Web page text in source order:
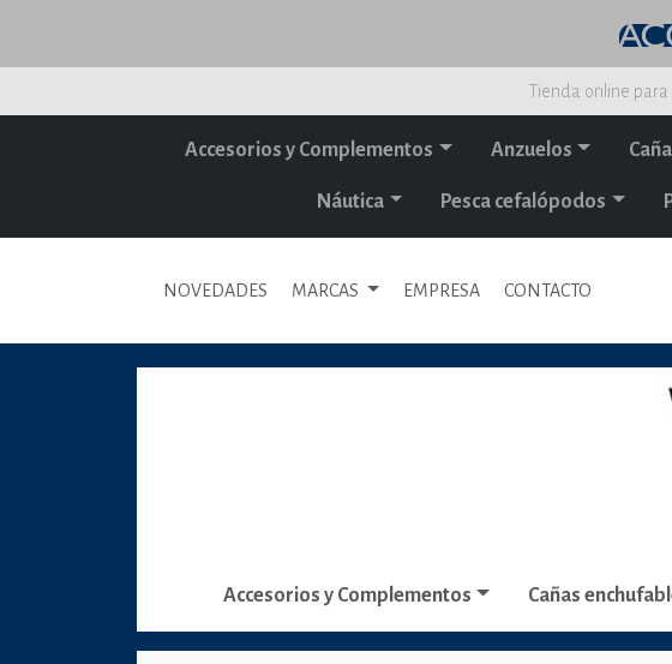
Tienda online para
Accesorios y Complementos Anzuelos
Náutica Pesca cefalópodos
NOVEDADES MARCAS EMPRESA CONTACTO
Accesorios y Complementos Cañas